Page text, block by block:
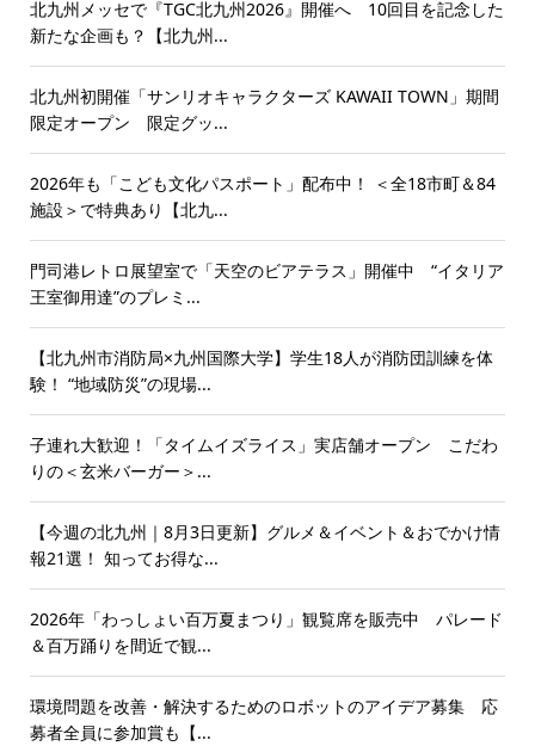
北九州メッセで『TGC北九州2026』開催へ 10回目を記念した
新たな企画も？【北九州...
北九州初開催「サンリオキャラクターズ KAWAII TOWN」期間
限定オープン 限定グッ...
2026年も「こども文化パスポート」配布中！ ＜全18市町＆84
施設＞で特典あり【北九...
門司港レトロ展望室で「天空のビアテラス」開催中 “イタリア
王室御用達”のプレミ...
【北九州市消防局×九州国際大学】学生18人が消防団訓練を体
験！ “地域防災”の現場...
子連れ大歓迎！「タイムイズライス」実店舗オープン こだわ
りの＜玄米バーガー＞...
【今週の北九州｜8月3日更新】グルメ＆イベント＆おでかけ情
報21選！ 知ってお得な...
2026年「わっしょい百万夏まつり」観覧席を販売中 パレード
＆百万踊りを間近で観...
環境問題を改善・解決するためのロボットのアイデア募集 応
募者全員に参加賞も【...